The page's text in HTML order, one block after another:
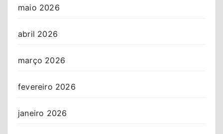
maio 2026
abril 2026
março 2026
fevereiro 2026
janeiro 2026